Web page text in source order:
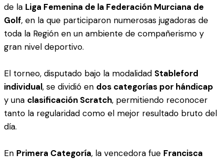
de la Liga Femenina de la Federación Murciana de
Golf, en la que participaron numerosas jugadoras de
toda la Región en un ambiente de compañerismo y
gran nivel deportivo.
El torneo, disputado bajo la modalidad Stableford
individual, se dividió en dos categorías por hándicap
y una clasificación Scratch, permitiendo reconocer
tanto la regularidad como el mejor resultado bruto del
día.
En Primera Categoría, la vencedora fue Francisca